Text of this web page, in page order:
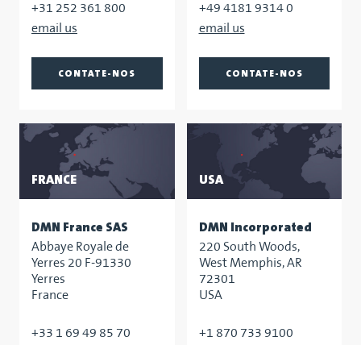
+31 252 361 800
CONTATE-NOS
+49 4181 9314 0
CONTATE-NOS
FRANCE
DMN France SAS
Abbaye Royale de
Yerres 20 F-91330
Yerres
France
+33 1 69 49 85 70
USA
DMN Incorporated
220 South Woods,
West Memphis, AR
72301
USA
+1 870 733 9100